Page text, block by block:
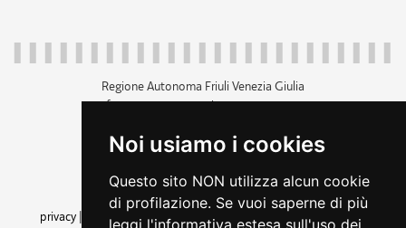
Noi usiamo i cookies
Questo sito NON utilizza alcun cookie
di profilazione. Se vuoi saperne di più
leggi l'informativa estesa sull'uso dei
Regione Autonoma Friuli Venezia Giulia
c.f. 80014930327; p.iva 00526040324
+39 040 3771111
amministrazione trasparente
privacy
cookie |note legali accessibilità
dichiarazione di